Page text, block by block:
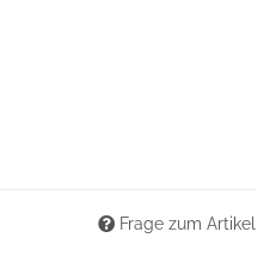
Frage zum Artikel